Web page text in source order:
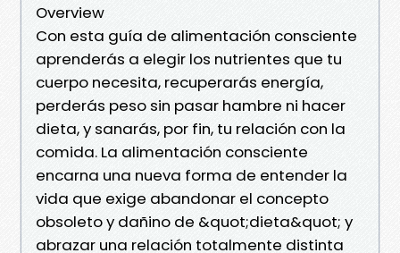
Overview
Con esta guía de alimentación consciente
aprenderás a elegir los nutrientes que tu
cuerpo necesita, recuperarás energía,
perderás peso sin pasar hambre ni hacer
dieta, y sanarás, por fin, tu relación con la
comida. La alimentación consciente
encarna una nueva forma de entender la
vida que exige abandonar el concepto
obsoleto y dañino de &quot;dieta&quot; y
abrazar una relación totalmente distinta